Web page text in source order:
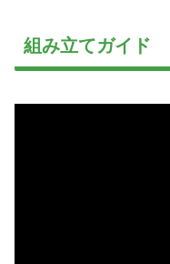
組み立てガイド